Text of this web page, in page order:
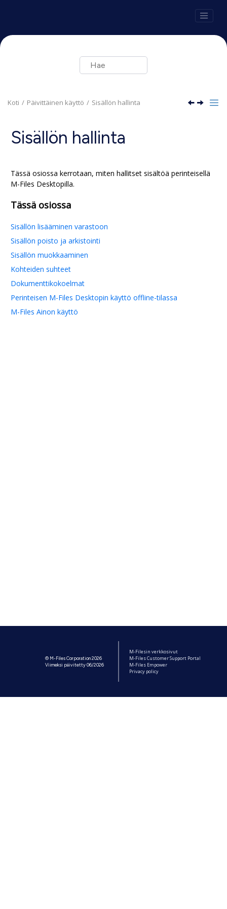
Koti Päivittäinen käyttö Sisällön hallinta
Sisällön hallinta
Tässä osiossa kerrotaan, miten hallitset sisältöä perinteisellä
M-Files Desktopilla.
Tässä osiossa
Sisällön lisääminen varastoon
Sisällön poisto ja arkistointi
Sisällön muokkaaminen
Kohteiden suhteet
Dokumenttikokoelmat
Perinteisen M-Files Desktopin käyttö offline-tilassa
M-Files Ainon käyttö
© M-Files Corporation 2026
Viimeksi päivitetty 06/2026
M-Filesin verkkosivut
M-Files Customer Support Portal
M-Files Empower
Privacy policy